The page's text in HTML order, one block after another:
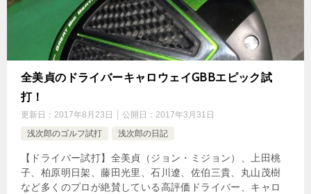
全美貞のドライバーキャロウェイGBBエピック試
打！
更新日： 2017年8月23日 公開日： 2017年3月31日
浅次郎のゴルフ試打
浅次郎の日記
【ドライバー試打】全美貞（ジョン・ミジョン）、上田桃
子、柏原明日架、藤田光里、石川遼、佐伯三貴、丸山茂樹
など多くのプロが絶賛している高評価ドライバー、キャロ